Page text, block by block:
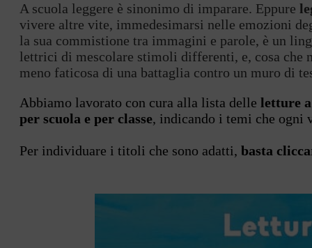
A scuola leggere è sinonimo di imparare. Eppure
vivere altre vite, immedesimarsi nelle emozioni
la sua commistione tra immagini e parole, è un
lettrici di mescolare stimoli differenti, e, cosa che
meno faticosa di una battaglia contro un muro di
Abbiamo lavorato con cura alla lista delle letture
per scuola e per classe, indicando i temi che ogni
Per individuare i titoli che sono adatti, basta